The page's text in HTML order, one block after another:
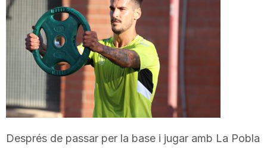
e
a
Després de passar per la base i jugar amb La Pobla